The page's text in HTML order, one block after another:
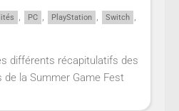
, PC , PlayStation , Switch ,
différents récapitulatifs des
de la Summer Game Fest